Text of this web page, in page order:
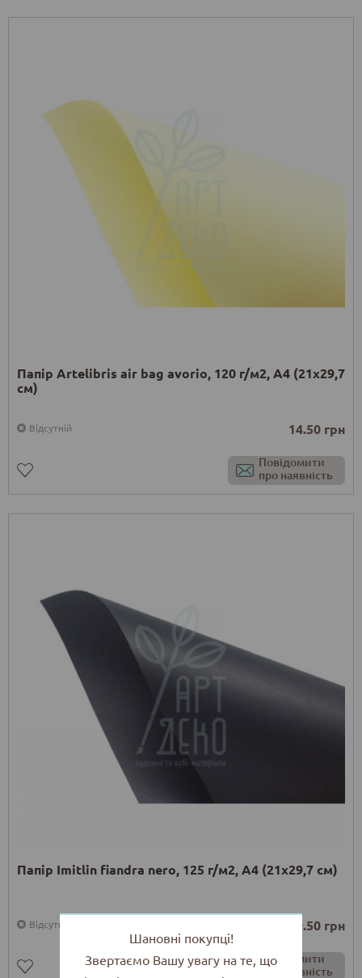
Папір Artelibris air bag avorio, 120 г/м2, А4 (21х29,7
см)
Відсутній 14.50 грн
Повідомити
про наявність
Папір Imitlin fiandra nero, 125 г/м2, А4 (21х29,7 см)
Відсутній 19.50 грн
Повідомити
про наявність
Шановні покупці!
Звертаємо Вашу увагу на те, що